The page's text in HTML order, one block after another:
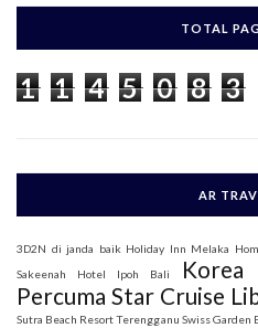
c
f
r
:
TOTAL
1 1 4 5 0 8 3
AR
3D2N di janda baik Holiday Inn Melaka
Sakeenah
Hotel Ipoh Bali Korea
Percuma Star Cruise
Sutra Beach Resort Terengganu Swiss Garden